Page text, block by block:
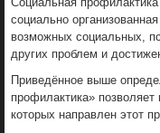
социально
возможных социальных,
других проблем и
Приведённое выше
профилактика»
которых направлен этот